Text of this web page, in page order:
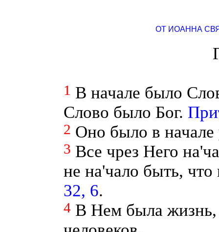
ОТ ИОАННА
1 В начале было
Слово было Бог.
2 Оно было в начале
3 Все чрез Него
не на'чало быть,
32, 6.
4 В Нем была жизнь,